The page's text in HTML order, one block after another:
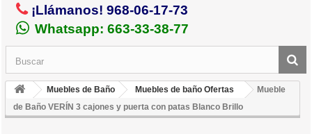
¡Llámanos! 968-06-17-73
Whatsapp: 663-33-38-77
Muebles de Baño Muebles de baño Ofertas
Mueble
de Baño VERÍN 3 cajones y puerta con patas Blanco Brillo